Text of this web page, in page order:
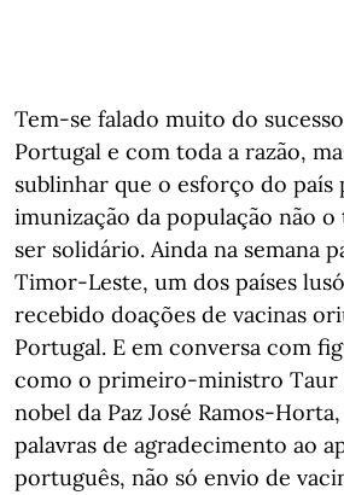
Tem-se falado muito do
Portugal e com toda a razão,
sublinhar que o esforço do país
imunização da população não
ser solidário. Ainda na semana
Timor-Leste, um dos países
recebido doações de vacinas
Portugal. E em conversa com
como o primeiro-ministro Taur
nobel da Paz José Ramos-
palavras de agradecimento ao
português, não só envio de